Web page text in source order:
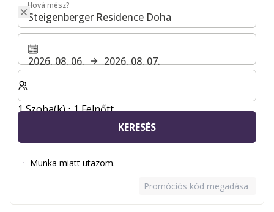
Hová mész?
Hová mész?
2026. 08. 06.
2026. 08. 07.
Válassza ki a szobák és a vendégek számát
1 Szoba(k) ⋅ 1 Felnőtt
KERESÉS
Munka miatt utazom.
Promóciós kód megadása